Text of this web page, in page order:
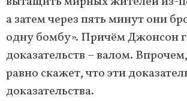
а затем через пять минут они
одну бомбу». Причём Джонсон
доказательств – валом.
равно скажет, что эти
доказательства.